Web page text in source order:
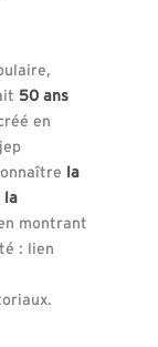
50 ans
en
la
la
montrant
: lien